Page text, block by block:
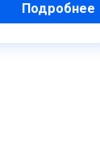
Подробнее